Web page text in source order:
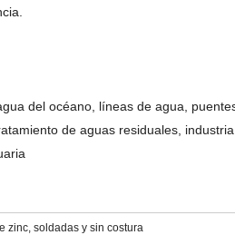
del océano, líneas de agua,
de aguas residuales, industria
zinc, soldadas y sin costura